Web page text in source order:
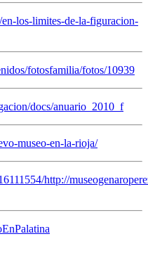
los-limites-de-la-figuracion-
fotosfamilia/fotos/10939
docs/anuario_2010_f
museo-en-la-rioja/
http://